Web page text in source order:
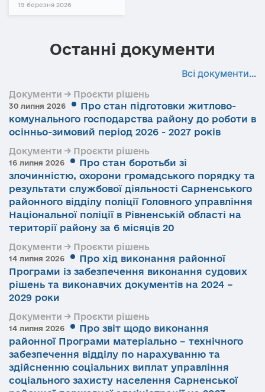
19 березня 2026
Останні документи
Всі документи...
Документи → Проєкти рішень
30 липня 2026
Про стан підготовки житлово-
комунального господарства району до роботи в
осінньо-зимовий період 2026 - 2027 років
Документи → Проєкти рішень
16 липня 2026
Про стан боротьби зі
злочинністю, охорони громадського порядку та
результати службової діяльності Сарненського
районного відділу поліції Головного управління
Національної поліції в Рівненській області на
території району за 6 місяців 20
Документи → Проєкти рішень
14 липня 2026
Про хід виконання районної
Програми із забезпечення виконання судових
рішень та виконавчих документів на 2024 –
2029 роки
Документи → Проєкти рішень
14 липня 2026
Про звіт щодо виконання
районної Програми матеріально – технічного
забезпечення відділу по нарахуванню та
здійсненню соціальних виплат управління
соціального захисту населення Сарненської